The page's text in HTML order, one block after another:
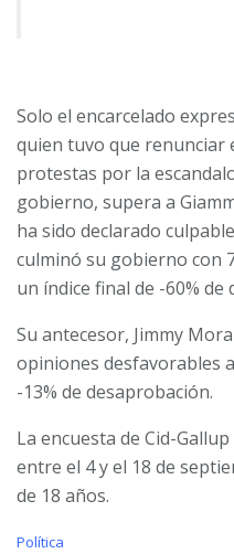
Solo el encarcelado
quien tuvo que renunciar
protestas por la
gobierno, supera a
ha sido declarado
culminó su gobierno con
un índice final de -60% de
Su antecesor, Jimmy
opiniones desfavorables
-13% de desaprobación.
La encuesta de Cid-
entre el 4 y el 18 de
de 18 años.
C
Política